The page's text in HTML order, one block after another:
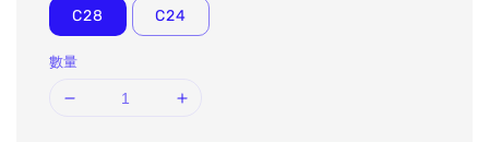
C28 C24
數量